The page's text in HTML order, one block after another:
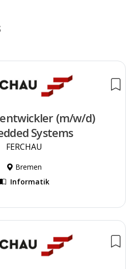
(m/w/d)
Systems
FERCHAU
Bremen
Informatik